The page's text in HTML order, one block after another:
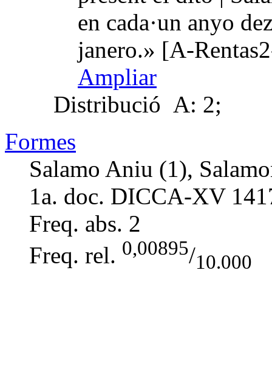
en cada·un anyo
janero.» [A-
Ampliar
Distribució A: 2;
Formes
Salamo Aniu (1),
1a. doc. DICCA-XV
Freq. abs. 2
Freq. rel. 0,00895/10.000